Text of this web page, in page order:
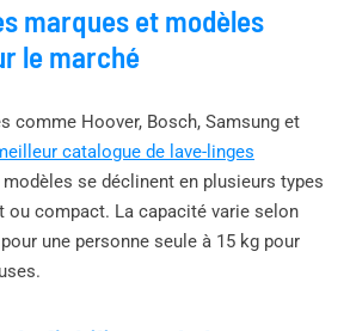
marques et modèles
le marché
comme Hoover, Bosch, Samsung et
catalogue de lave-linges
modèles se déclinent en plusieurs types
ou compact. La capacité varie selon
une personne seule à 15 kg pour